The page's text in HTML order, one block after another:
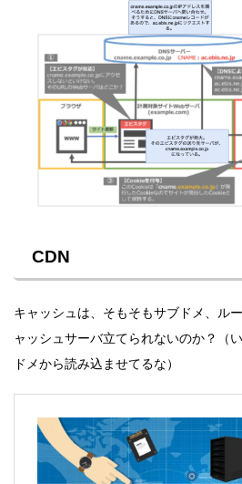
CDN
キャッシュは、そもそもサブドメ、ル
ャッシュサーバ立てられないのか？（
ドメから読み込ませてるな）